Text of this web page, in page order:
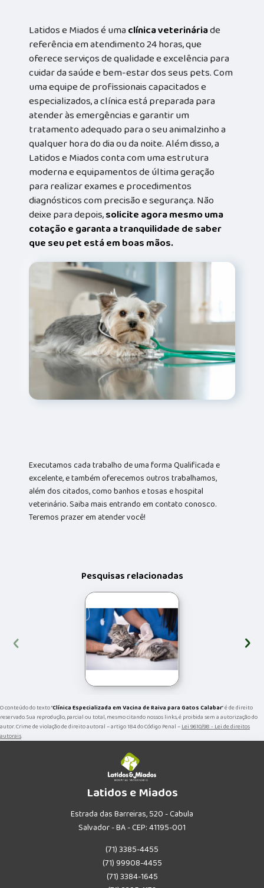
Latidos e Miados é umaclínica veterináriade
referência em atendimento 24 horas, que
oferece serviços de qualidade e excelência para
cuidar da saúde e bem-estar dos seus pets. Com
uma equipe de profissionais capacitados e
especializados, a clínica está preparada para
atender às emergências e garantir um
tratamento adequado para o seu animalzinho a
qualquer hora do dia ou da noite. Além disso, a
Latidos e Miados conta com uma estrutura
moderna e equipamentos de última geração
para realizar exames e procedimentos
diagnósticos com precisão e segurança. Não
deixe para depois,solicite agora mesmo uma
cotação e garanta a tranquilidade de saber
que seu pet está em boas mãos.
Executamos cada trabalho de uma forma Qualificada e
excelente, e também oferecemos outros trabalhamos,
além dos citados, como banhos e tosas e hospital
veterinário. Saiba mais entrando em contato conosco.
Teremos prazer em atender você!
Pesquisas relacionadas
‹ ›
O conteúdo do texto "Clínica Especializada em Vacina de Raiva para Gatos Calabar" é de direito
reservado. Sua reprodução, parcial ou total, mesmo citando nossos links, é proibida sem a autorização do
autor. Crime de violação de direito autoral – artigo 184 do Código Penal –Lei 9610/98 - Lei de direitos
autorais.
Latidos e Miados
Estrada das Barreiras, 520 - Cabula
Salvador - BA - CEP: 41195-001
(71) 3385-4455
(71) 99908-4455
(71) 3384-1645